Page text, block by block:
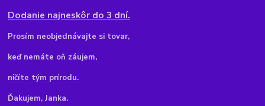
Dodanie najneskôr do 3 dní.
Prosím neobjednávajte si tovar,
keď nemáte oň záujem,
ničíte tým prírodu.
Ďakujem, Janka.